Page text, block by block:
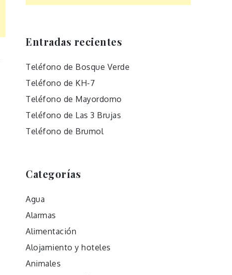
Entradas recientes
Teléfono de Bosque Verde
Teléfono de KH-7
Teléfono de Mayordomo
Teléfono de Las 3 Brujas
Teléfono de Brumol
Categorías
Agua
Alarmas
Alimentación
Alojamiento y hoteles
Animales